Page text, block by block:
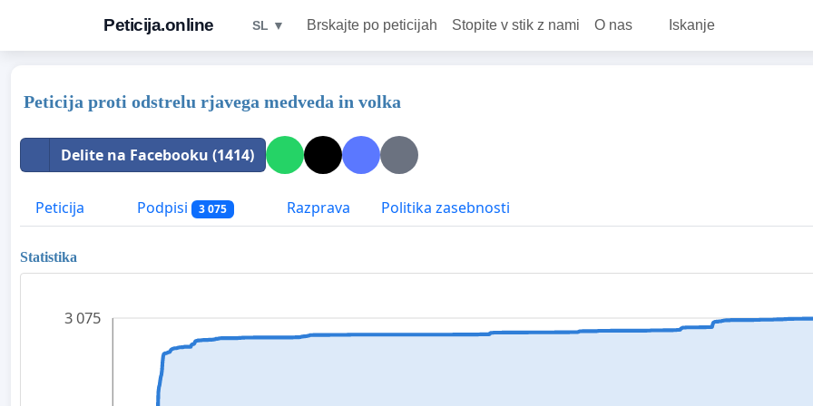
Peticija.online SL ▼ Brskajte po peticijah Stopite v stik z nami O nas Iskanje
Peticija proti odstrelu rjavega medveda in volka
Delite na Facebooku (1414)
Peticija Podpisi 3 075 Razprava Politika zasebnosti
Statistika
3 075